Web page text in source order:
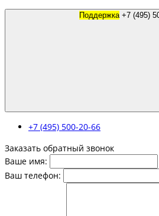
Поддержка
+7 (495) 500-20-66
Заказать обратный звонок
Ваше имя:
Ваш телефон: